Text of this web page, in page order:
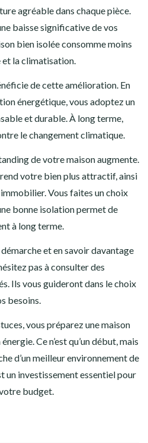
agréable dans chaque pièce.
baisse significative de vos
bien isolée consomme moins
et la climatisation.
de cette amélioration. En
énergétique, vous adoptez un
et durable. À long terme,
le changement climatique.
de votre maison augmente.
votre bien plus attractif, ainsi
Vous faites un choix
bonne isolation permet de
à long terme.
et en savoir davantage
pas à consulter des
Ils vous guideront dans le choix
besoins.
vous préparez une maison
Ce n’est qu’un début, mais
d’un meilleur environnement de
un investissement essentiel pour
budget.